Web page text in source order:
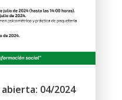
04/2024